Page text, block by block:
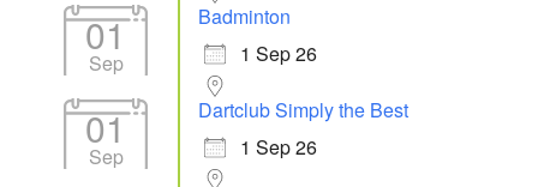
01
Sep
Badminton
1 Sep 26
01
Sep
Dartclub Simply the Best
1 Sep 26